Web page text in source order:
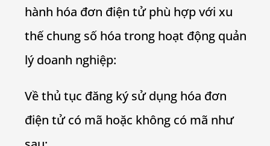
hành hóa đơn điện tử phù hợp với xu
thế chung số hóa trong hoạt động quản
lý doanh nghiệp:
Về thủ tục đăng ký sử dụng hóa đơn
điện tử có mã hoặc không có mã như